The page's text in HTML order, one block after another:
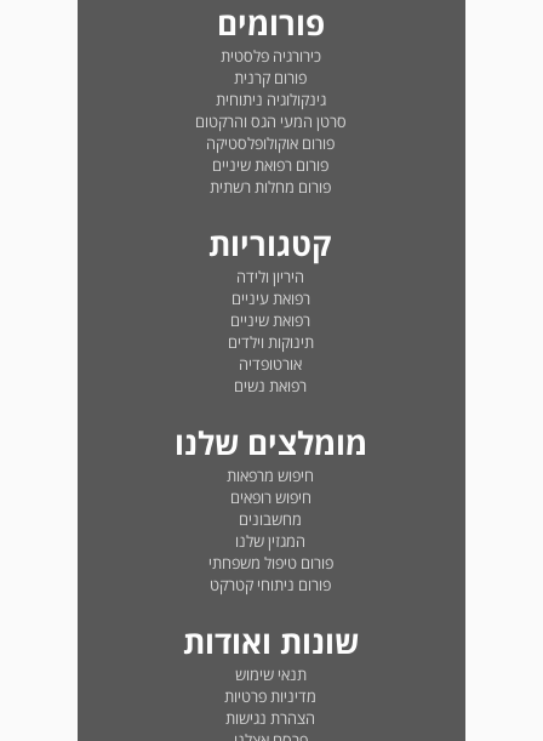
פורומים
כירורגיה פלסטית
פורום קרנית
גינקולוגיה ניתוחית
סרטן המעי הגס והרקטום
פורום אוקולופלסטיקה
פורום רפואת שיניים
פורום מחלות רשתית
קטגוריות
היריון ולידה
רפואת עיניים
רפואת שיניים
תינוקות וילדים
אורטופדיה
רפואת נשים
מומלצים שלנו
חיפוש מרפאות
חיפוש רופאים
מחשבונים
המגזין שלנו
פורום טיפול משפחתי
פורום ניתוחי קטרקט
שונות ואודות
תנאי שימוש
מדיניות פרטיות
הצהרת נגישות